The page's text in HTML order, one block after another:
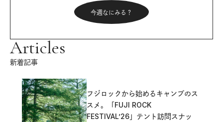
今週なにみる？
Articles
新着記事
フジロックから始めるキャンプのス
スメ。「FUJI ROCK
FESTIVAL’26」テント訪問スナッ